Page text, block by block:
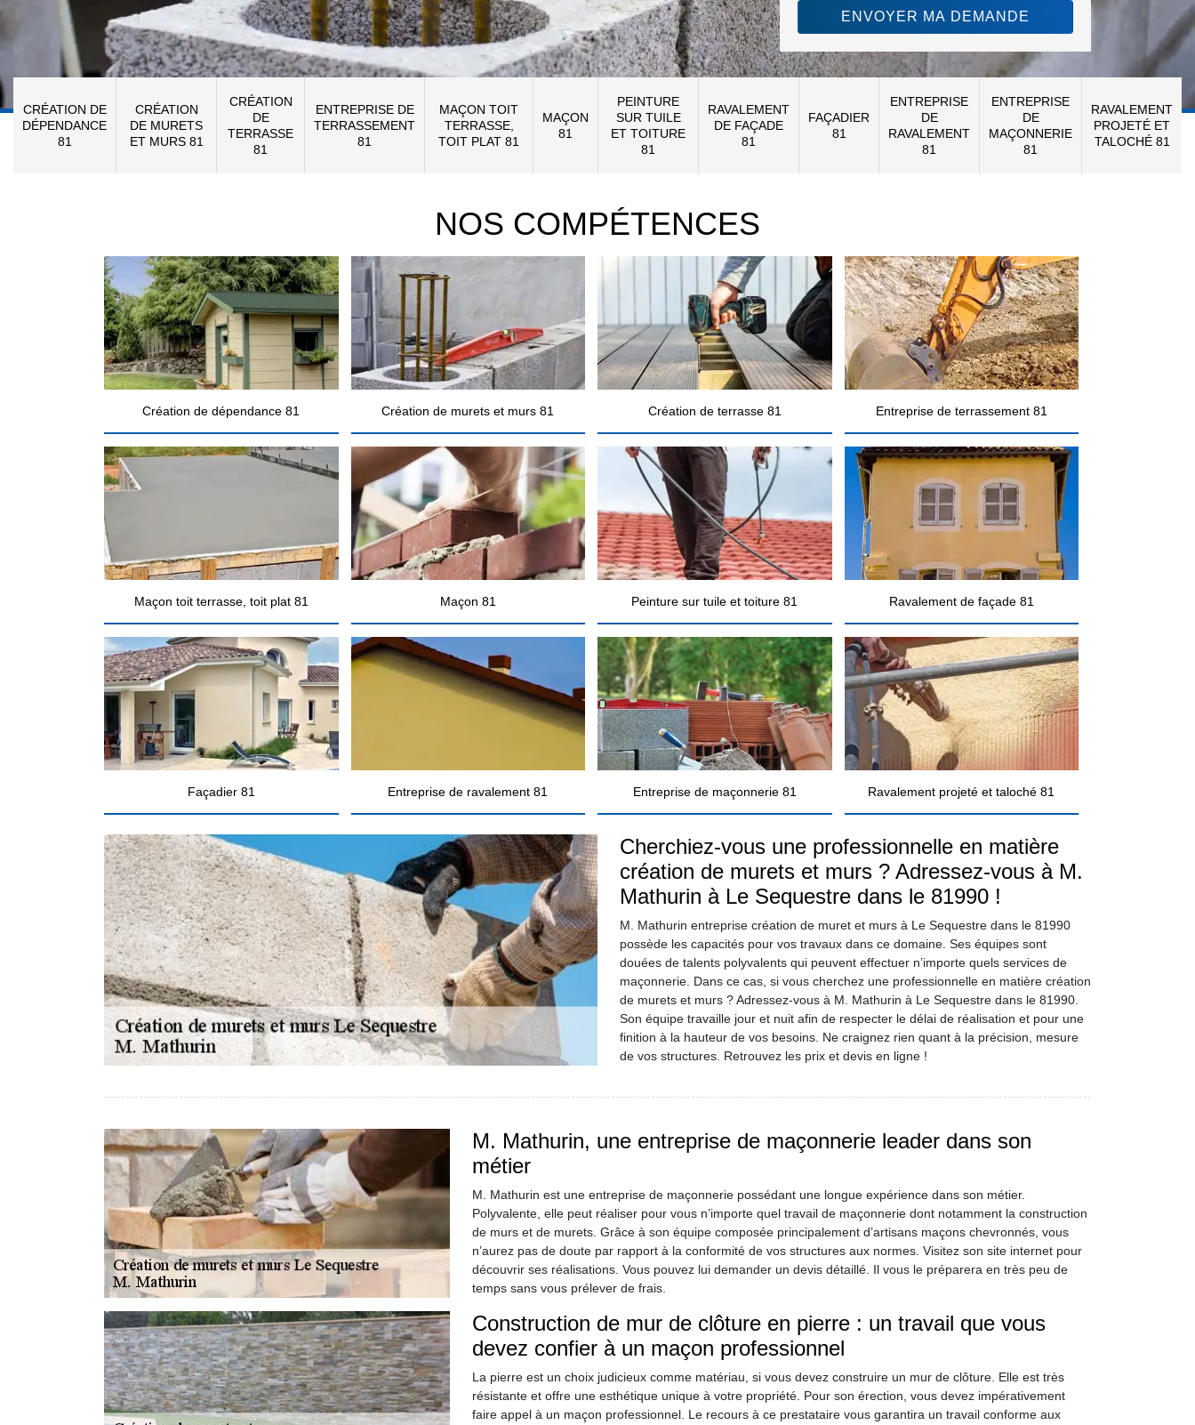
CRÉATION DE
DÉPENDANCE
81
CRÉATION
DE MURETS
ET MURS 81
CRÉATION
DE
TERRASSE
81
ENTREPRISE DE
TERRASSEMENT
81
MAÇON TOIT
TERRASSE,
TOIT PLAT 81
MAÇON
81
PEINTURE
SUR TUILE
ET TOITURE
81
RAVALEMENT
DE FAÇADE
81
FAÇADIER
81
ENTREPRISE
DE
RAVALEMENT
81
ENTREPRISE
DE
MAÇONNERIE
81
RAVALEMENT
PROJETÉ ET
TALOCHÉ 81
NOS COMPÉTENCES
Création de dépendance 81 Création de murets et murs 81 Création de terrasse 81 Entreprise de terrassement 81
Maçon toit terrasse, toit plat 81 Maçon 81 Peinture sur tuile et toiture 81 Ravalement de façade 81
Façadier 81 Entreprise de ravalement 81 Entreprise de maçonnerie 81 Ravalement projeté et taloché 81
Cherchiez-vous une professionnelle en matière
création de murets et murs ? Adressez-vous à M.
Mathurin à Le Sequestre dans le 81990 !
M. Mathurin entreprise création de muret et murs à Le Sequestre dans le 81990
possède les capacités pour vos travaux dans ce domaine. Ses équipes sont
douées de talents polyvalents qui peuvent effectuer n’importe quels services de
maçonnerie. Dans ce cas, si vous cherchez une professionnelle en matière création
de murets et murs ? Adressez-vous à M. Mathurin à Le Sequestre dans le 81990.
Son équipe travaille jour et nuit afin de respecter le délai de réalisation et pour une
finition à la hauteur de vos besoins. Ne craignez rien quant à la précision, mesure
de vos structures. Retrouvez les prix et devis en ligne !
M. Mathurin, une entreprise de maçonnerie leader dans son
métier
M. Mathurin est une entreprise de maçonnerie possédant une longue expérience dans son métier.
Polyvalente, elle peut réaliser pour vous n’importe quel travail de maçonnerie dont notamment la construction
de murs et de murets. Grâce à son équipe composée principalement d’artisans maçons chevronnés, vous
n’aurez pas de doute par rapport à la conformité de vos structures aux normes. Visitez son site internet pour
découvrir ses réalisations. Vous pouvez lui demander un devis détaillé. Il vous le préparera en très peu de
temps sans vous prélever de frais.
Construction de mur de clôture en pierre : un travail que vous
devez confier à un maçon professionnel
La pierre est un choix judicieux comme matériau, si vous devez construire un mur de clôture. Elle est très
résistante et offre une esthétique unique à votre propriété. Pour son érection, vous devez impérativement
faire appel à un maçon professionnel. Le recours à ce prestataire vous garantira un travail conforme aux